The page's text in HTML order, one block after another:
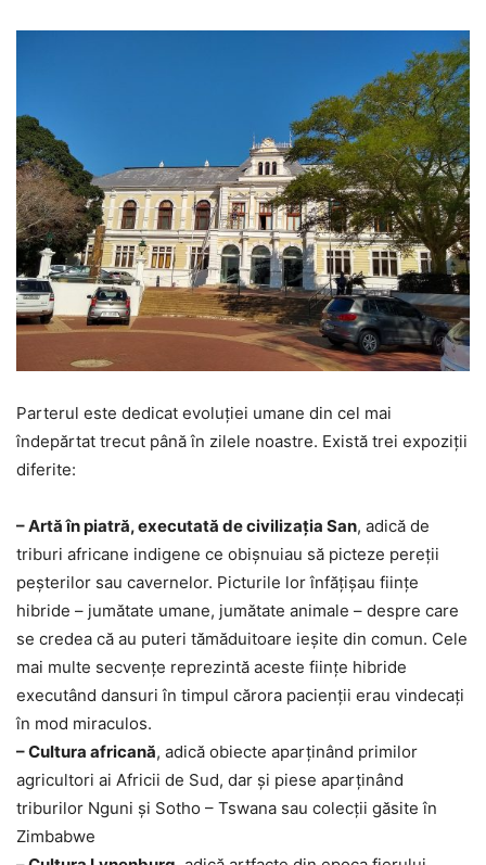
Parterul este dedicat evoluţiei umane din cel mai
îndepărtat trecut până în zilele noastre. Există trei expoziţii
diferite:
– Artă în piatră, executată de civilizaţia San, adică de
triburi africane indigene ce obişnuiau să picteze pereţii
peşterilor sau cavernelor. Picturile lor înfăţişau fiinţe
hibride – jumătate umane, jumătate animale – despre care
se credea că au puteri tămăduitoare ieşite din comun. Cele
mai multe secvenţe reprezintă aceste fiinţe hibride
executând dansuri în timpul cărora pacienţii erau vindecaţi
în mod miraculos.
– Cultura africană, adică obiecte aparţinând primilor
agricultori ai Africii de Sud, dar şi piese aparţinând
triburilor Nguni şi Sotho – Tswana sau colecţii găsite în
Zimbabwe